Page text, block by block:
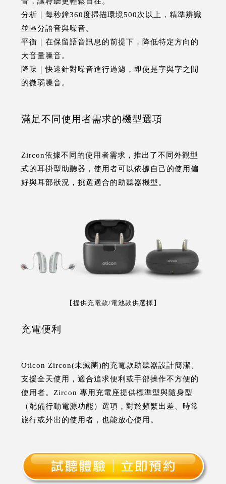
分析｜每秒鐘360度掃描環境500次以上，精準辨識
並區分語音與噪音。
平衡｜在保留語音訊息的前提下，降低特定方向的
大音量噪音。
降噪｜快速針對噪音進行過濾，即使是字與字之間
的微弱噪音。
滿足不同使用者需求的機型選項
Zircon依據不同的使用者需求，推出了不同外觀型
式的耳掛型助聽器，使用者可以依據自己的使用偏
好與耳部狀況，挑選適合的助聽器機型。
【提供充電款/電池款供選擇】
充電便利
Oticon Zircon(未滅菌)的充電款助聽器設計簡潔、
支援全天使用，適合追求便利或手部操作不方便的
使用者。Zircon 專用充電座提供標準型與隨身型
（配備行動電源功能）選項，對於頻繁出差、時常
旅行或外出的使用者，也能放心使用。